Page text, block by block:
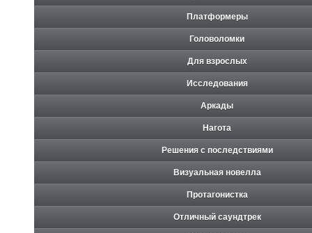
Платформеры
Головоломки
Для взрослых
Исследования
Аркады
Нагота
Решения с последствиями
Визуальная новелла
Протагонистка
Отличный саундтрек